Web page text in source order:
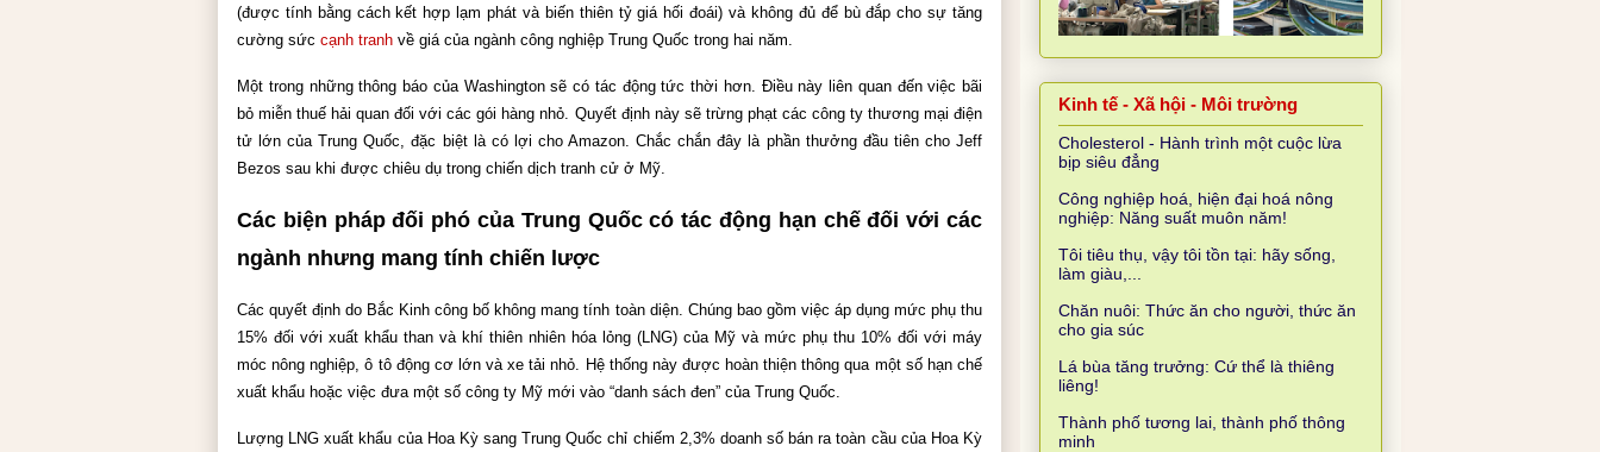
(được tính bằng cách kết hợp lạm phát và biến thiên tỷ giá hối đoái) và không đủ để bù đắp cho sự tăng
cường sức cạnh tranh về giá của ngành công nghiệp Trung Quốc trong hai năm.
Một trong những thông báo của Washington sẽ có tác động tức thời hơn. Điều này liên quan đến việc bãi
bỏ miễn thuế hải quan đối với các gói hàng nhỏ. Quyết định này sẽ trừng phạt các công ty thương mại điện
tử lớn của Trung Quốc, đặc biệt là có lợi cho Amazon. Chắc chắn đây là phần thưởng đầu tiên cho Jeff
Bezos sau khi được chiêu dụ trong chiến dịch tranh cử ở Mỹ.
Các biện pháp đối phó của Trung Quốc có tác động hạn chế đối với các
ngành nhưng mang tính chiến lược
Các quyết định do Bắc Kinh công bố không mang tính toàn diện. Chúng bao gồm việc áp dụng mức phụ thu
15% đối với xuất khẩu than và khí thiên nhiên hóa lỏng (LNG) của Mỹ và mức phụ thu 10% đối với máy
móc nông nghiệp, ô tô động cơ lớn và xe tải nhỏ. Hệ thống này được hoàn thiện thông qua một số hạn chế
xuất khẩu hoặc việc đưa một số công ty Mỹ mới vào “danh sách đen” của Trung Quốc.
Lượng LNG xuất khẩu của Hoa Kỳ sang Trung Quốc chỉ chiếm 2,3% doanh số bán ra toàn cầu của Hoa Kỳ
Kinh tế - Xã hội - Môi trường
Cholesterol - Hành trình một cuộc lừa
bịp siêu đẳng
Công nghiệp hoá, hiện đại hoá nông
nghiệp: Năng suất muôn năm!
Tôi tiêu thụ, vậy tôi tồn tại: hãy sống,
làm giàu,...
Chăn nuôi: Thức ăn cho người, thức ăn
cho gia súc
Lá bùa tăng trưởng: Cứ thể là thiêng
liêng!
Thành phố tương lai, thành phố thông
minh